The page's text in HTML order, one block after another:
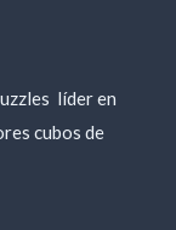
líder en
cubos de